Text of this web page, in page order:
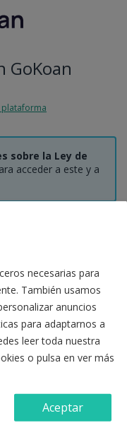
GoKoan
plataforma
sobre la Ley de
acceder a este y a
necesarias para
También usamos
anuncios
para adaptarnos a
leer toda nuestra
o pulsa en ver más
Aceptar